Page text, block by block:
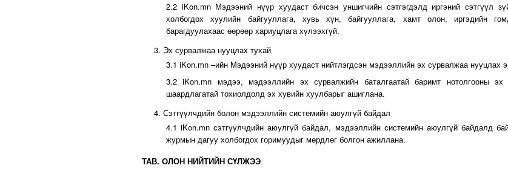
2.2 iKon.mn Мэдээний нүүр хуудаст бичсэн уншигчийн сэтгэгдэлд иргэний сэтгүүл
холбогдох хуулийн байгууллага, хувь хүн, байгууллага, хамт олон, иргэдийн
барагдуулахаас өөрөөр хариуцлага хүлээхгүй.
3. Эх сурвалжаа нууцлах тухай
3.1 iKon.mn –ийн Мэдээний нүүр хуудаст нийтлэгдсэн мэдээллийн эх сурвалжаа нууцлах
3.2 iKon.mn мэдээ, мэдээллийн эх сурвалжийн баталгаатай баримт нотолгооны эх
шаардлагатай тохиолдолд эх хувийн хуулбарыг ашиглана.
4. Сэтгүүлчдийн болон мэдээллийн системийн аюулгүй байдал
4.1 iKon.mn сэтгүүлчдийн аюулгүй байдал, мэдээллийн системийн аюулгүй байдалд
журмын дагуу холбогдох горимуудыг мөрдлөг болгон ажиллана.
ТАВ. ОЛОН НИЙТИЙН СҮЛЖЭЭ